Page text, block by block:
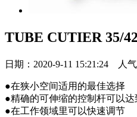
TUBE CUTIER 35/
日期：2020-9-11 15:21:24 人
●在狭小空间适用的最佳选择
●精确的可伸缩的控制杆可以达
●在工作领域里可以快速调节